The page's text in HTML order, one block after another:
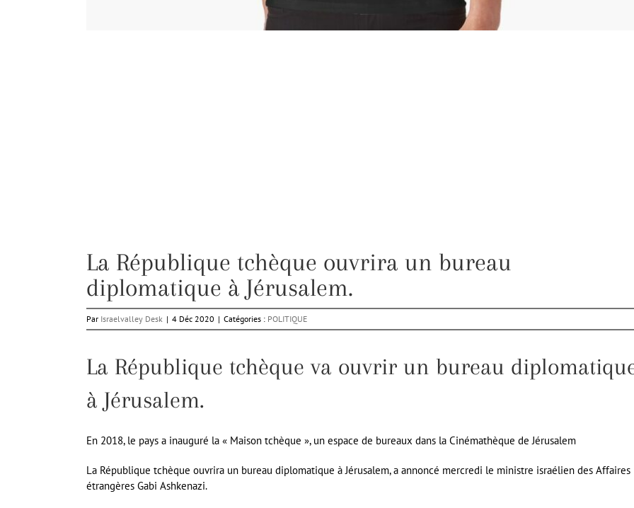
La République tchèque ouvrira un bureau
diplomatique à Jérusalem.
Par Israelvalley Desk | 4 Déc 2020 | Catégories : POLITIQUE
La République tchèque va ouvrir un bureau
à Jérusalem.
En 2018, le pays a inauguré la « Maison tchèque », un espace de bureaux dans la Cinémathèque de Jérusalem
La République tchèque ouvrira un bureau diplomatique à Jérusalem, a annoncé mercredi le ministre israélien des Affaires
étrangères Gabi Ashkenazi.